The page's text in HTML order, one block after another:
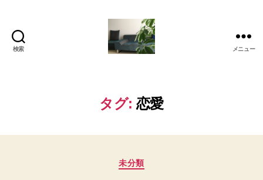
検索
美
(お
も
あ
メニュー
タグ: 恋愛
カ
未分類